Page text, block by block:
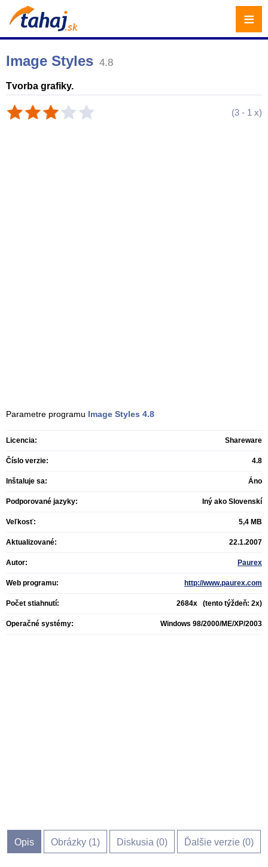
Image Styles 4.8
Tvorba grafiky.
(3 - 1 x)
Parametre programu Image Styles 4.8
Licencia: Shareware
Číslo verzie: 4.8
Inštaluje sa: Áno
Podporované jazyky: Iný ako Slovenskí
Veľkosť: 5,4 MB
Aktualizované: 22.1.2007
Autor: Paurex
Web programu: http://www.paurex.com
Počet stiahnutí: 2684x (tento týždeň: 2x)
Operačné systémy: Windows 98/2000/ME/XP/2003
Opis Obrázky (1) Diskusia (0) Ďalšie verzie (0)
≡